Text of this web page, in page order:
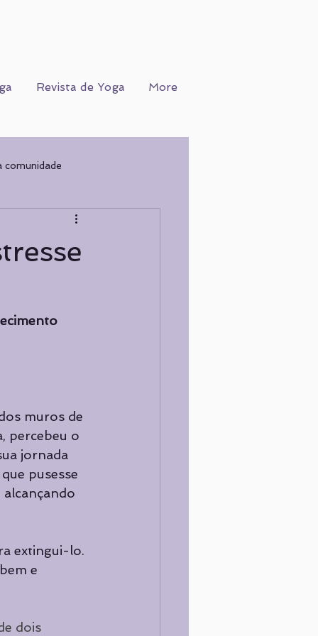
Revista de Yoga More
comunidade
WORKSHOPS
muros de
percebeu o
jornada
pusesse
extingui-lo.
e
dois